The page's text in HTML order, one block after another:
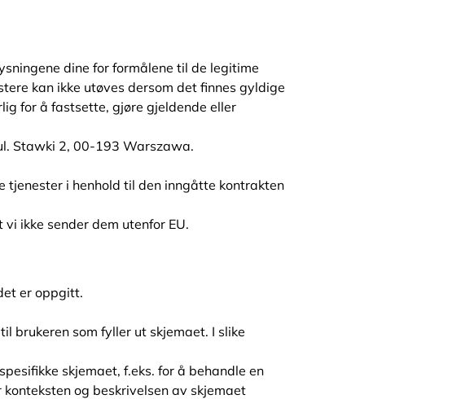
dine for formålene til de legitime
kan ikke utøves dersom det finnes gyldige
for å fastsette, gjøre gjeldende eller
Stawki 2, 00-193 Warszawa.
i henhold til den inngåtte kontrakten
ikke sender dem utenfor EU.
er oppgitt.
brukeren som fyller ut skjemaet. I slike
skjemaet, f.eks. for å behandle en
og beskrivelsen av skjemaet